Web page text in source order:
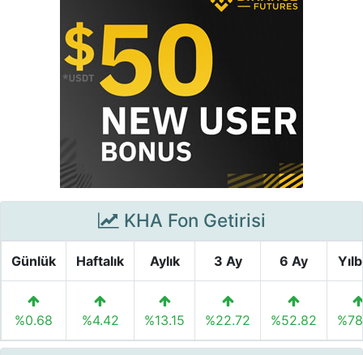
KHA Fon Getirisi
Günlük Haftalık Aylık 3 Ay 6 Ay
%0.68 %4.42 %13.15 %22.72 %52.82